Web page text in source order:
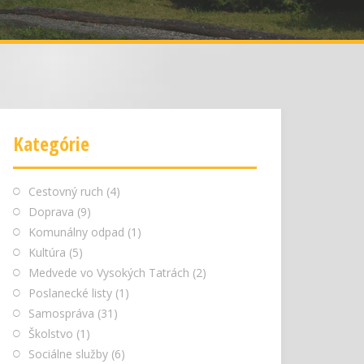
Kategórie
Cestovný ruch (4)
Doprava (9)
Komunálny odpad (1)
Kultúra (5)
Medvede vo Vysokých Tatrách (2)
Poslanecké listy (1)
Samospráva (31)
Školstvo (1)
Sociálne služby (6)